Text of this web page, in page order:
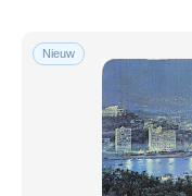
Nieuw